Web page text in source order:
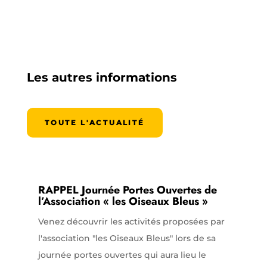
Les autres informations
TOUTE L'ACTUALITÉ
RAPPEL Journée Portes Ouvertes de
l’Association « les Oiseaux Bleus »
Venez découvrir les activités proposées par
l'association "les Oiseaux Bleus" lors de sa
journée portes ouvertes qui aura lieu le